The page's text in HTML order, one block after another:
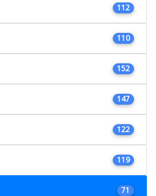
112
110
152
147
122
119
71